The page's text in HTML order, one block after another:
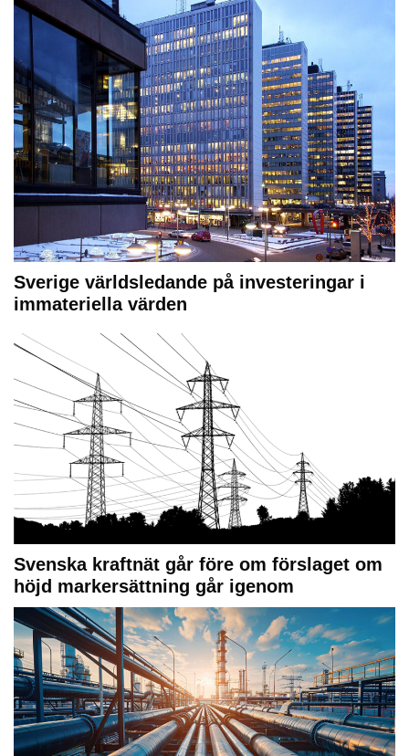
Sverige världsledande på investeringar i
immateriella värden
Svenska kraftnät går före om förslaget om
höjd markersättning går igenom